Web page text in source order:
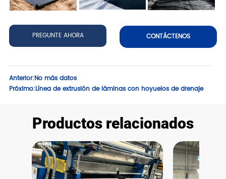
PREGUNTE AHORA CONTÁCTENOS
Anterior:No más datos
Próximo:Línea de extrusión de láminas con hoyuelos de drenaje
Productos relacionados